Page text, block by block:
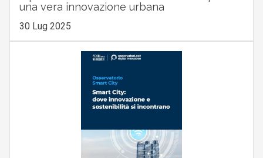
una vera innovazione urbana
30 Lug 2025